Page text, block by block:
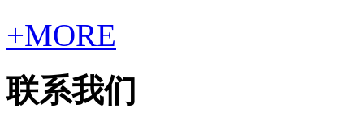
+MORE
联系我们